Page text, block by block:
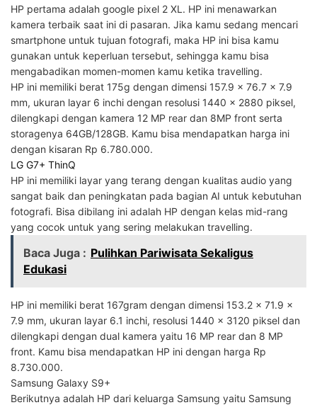
HP pertama adalah google pixel 2 XL. HP ini menawarkan
kamera terbaik saat ini di pasaran. Jika kamu sedang mencari
smartphone untuk tujuan fotografi, maka HP ini bisa kamu
gunakan untuk keperluan tersebut, sehingga kamu bisa
mengabadikan momen-momen kamu ketika travelling.
HP ini memiliki berat 175g dengan dimensi 157.9 x 76.7 x 7.9
mm, ukuran layar 6 inchi dengan resolusi 1440 x 2880 piksel,
dilengkapi dengan kamera 12 MP rear dan 8MP front serta
storagenya 64GB/128GB. Kamu bisa mendapatkan harga ini
dengan kisaran Rp 6.780.000.
LG G7+ ThinQ
HP ini memiliki layar yang terang dengan kualitas audio yang
sangat baik dan peningkatan pada bagian AI untuk kebutuhan
fotografi. Bisa dibilang ini adalah HP dengan kelas mid-rang
yang cocok untuk yang sering melakukan travelling.
Baca Juga : Pulihkan Pariwisata Sekaligus
Edukasi
HP ini memiliki berat 167gram dengan dimensi 153.2 x 71.9 x
7.9 mm, ukuran layar 6.1 inchi, resolusi 1440 x 3120 piksel dan
dilengkapi dengan dual kamera yaitu 16 MP rear dan 8 MP
front. Kamu bisa mendapatkan HP ini dengan harga Rp
8.730.000.
Samsung Galaxy S9+
Berikutnya adalah HP dari keluarga Samsung yaitu Samsung